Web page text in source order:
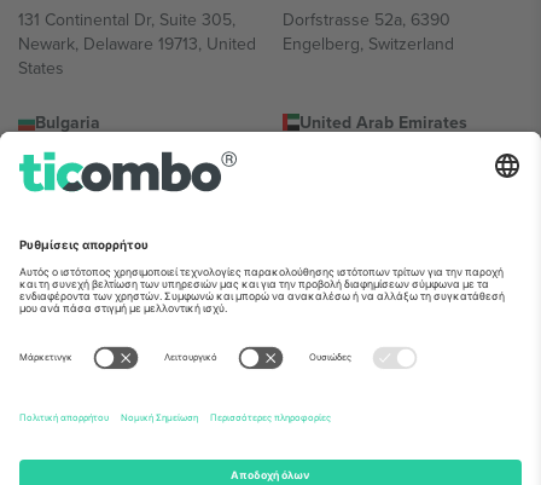
131 Continental Dr, Suite 305,
Newark, Delaware 19713, United
States
Dorfstrasse 52a, 6390
Engelberg, Switzerland
Bulgaria
Regus Sofia City West, bul
Totleben 53-55, 1606 Sofia,
United Arab Emirates
UAE Dubai Silicon Oasis, DDP
Building A1, Office 302, Dubai,
Mexico
Av Chapultepec 360, Roma
Norte, Cuauhtémoc, 06700
Ciudad de México, CDMX,
Mexico
Η νομική οντότητα του παρόχου πλατφόρμας ενδέχεται να
τομέα. Για λεπτομέρειες ανατρέξτε στη σελίδα της συγκεκριμένης